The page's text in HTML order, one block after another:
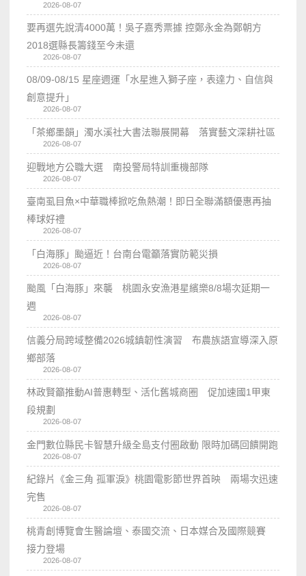
2026-08-07
要再選先說清4000萬！吳子嘉秀票據 控鄭永金為鄭朝方
2018選縣長籌錢至今未還
2026-08-07
08/09-08/15 星座週運「水星進入獅子座，表達力、自信與
創意提升」
2026-08-07
「茶鄉墨韻」濁水溪社大書法聯展開幕 落實藝文深耕社區
2026-08-07
迎戰地方公職大選 南投警局特訓重機部隊
2026-08-07
臺南虱目魚×中華職棒掀吃魚熱潮！即日全聯滿額優惠再抽
棒球好禮
2026-08-07
「白海豚」颱逼近！台南台電籲落實防範災損
2026-08-07
颱風「白海豚」來襲 桃園永安漁港星繽樂8/8場次延期一
週
2026-08-07
信義分局跨域整備2026城鎮韌性演習 布農族語宣導深入原
鄉部落
2026-08-07
林政賢籲推動AI普惠轉型、活化舊城商圈 促加速國1甲東
段規劃
2026-08-07
金門數位縣民卡智慧升級全島支付圈啟動 限時加碼回饋開跑
2026-08-07
紀錄片《金三角 孤軍淚》桃園電影節世界首映 兩場次迅速
完售
2026-08-07
桃青創博覽會生醫論壇、泰國交流、日本媒合及國際競賽
接力登場
2026-08-07